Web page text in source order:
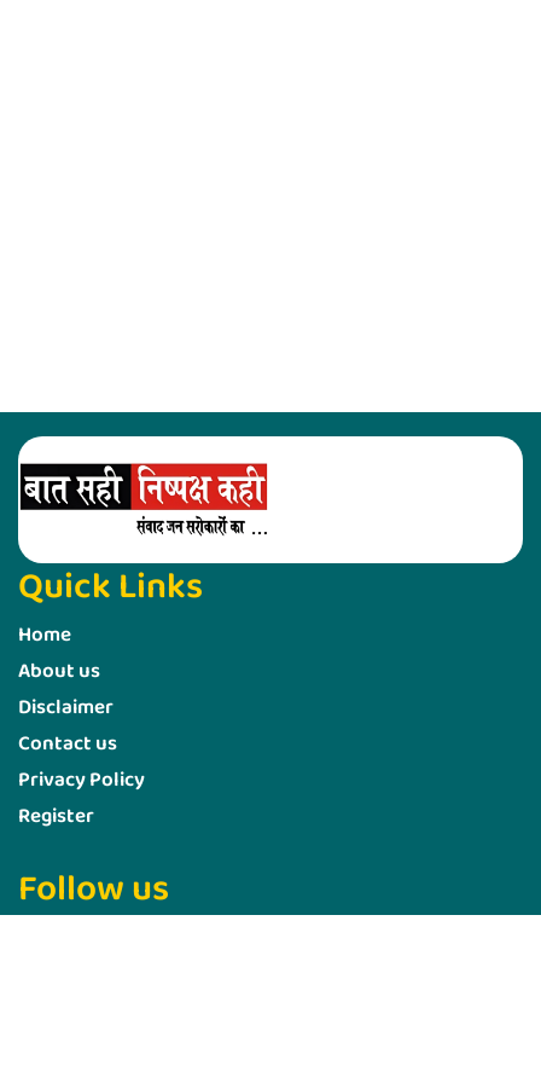
Quick Links
Home
About us
Disclaimer
Contact us
Privacy Policy
Register
Follow us